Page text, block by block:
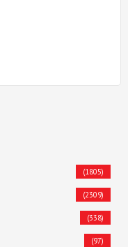
(1805)
(2309)
(338)
(97)